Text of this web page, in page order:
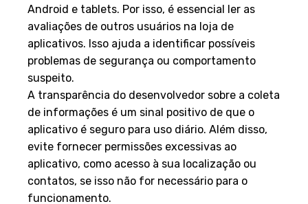
Android e tablets. Por isso, é essencial ler as
avaliações de outros usuários na loja de
aplicativos. Isso ajuda a identificar possíveis
problemas de segurança ou comportamento
suspeito.
A transparência do desenvolvedor sobre a coleta
de informações é um sinal positivo de que o
aplicativo é seguro para uso diário. Além disso,
evite fornecer permissões excessivas ao
aplicativo, como acesso à sua localização ou
contatos, se isso não for necessário para o
funcionamento.